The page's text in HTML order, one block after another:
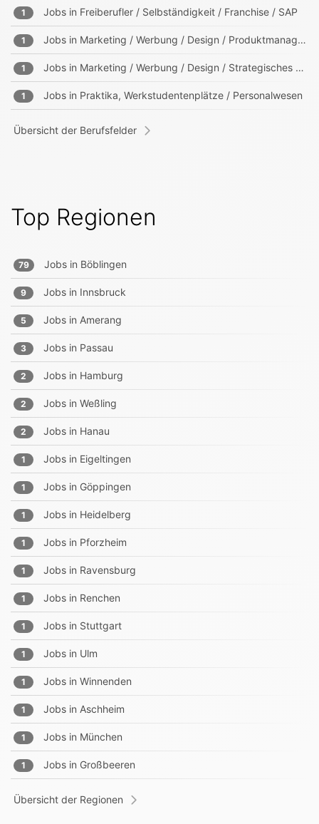
1 Jobs in Freiberufler / Selbständigkeit / Franchise / SAP
1 Jobs in Marketing / Werbung / Design / Produktmanagement
1 Jobs in Marketing / Werbung / Design / Strategisches Marketing, Business Development
1 Jobs in Praktika, Werkstudentenplätze / Personalwesen
Übersicht der Berufsfelder
Top Regionen
79 Jobs in Böblingen
9 Jobs in Innsbruck
5 Jobs in Amerang
3 Jobs in Passau
2 Jobs in Hamburg
2 Jobs in Weßling
2 Jobs in Hanau
1 Jobs in Eigeltingen
1 Jobs in Göppingen
1 Jobs in Heidelberg
1 Jobs in Pforzheim
1 Jobs in Ravensburg
1 Jobs in Renchen
1 Jobs in Stuttgart
1 Jobs in Ulm
1 Jobs in Winnenden
1 Jobs in Aschheim
1 Jobs in München
1 Jobs in Großbeeren
Übersicht der Regionen